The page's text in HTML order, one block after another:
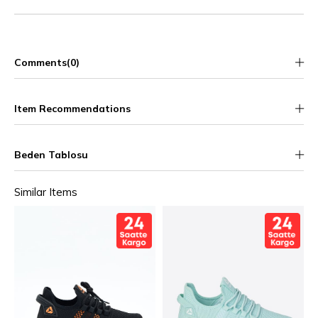
Comments(0)
Item Recommendations
Beden Tablosu
Similar Items